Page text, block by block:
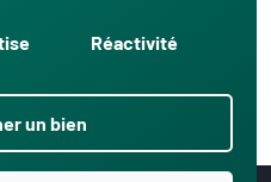
Réactivité
un bien